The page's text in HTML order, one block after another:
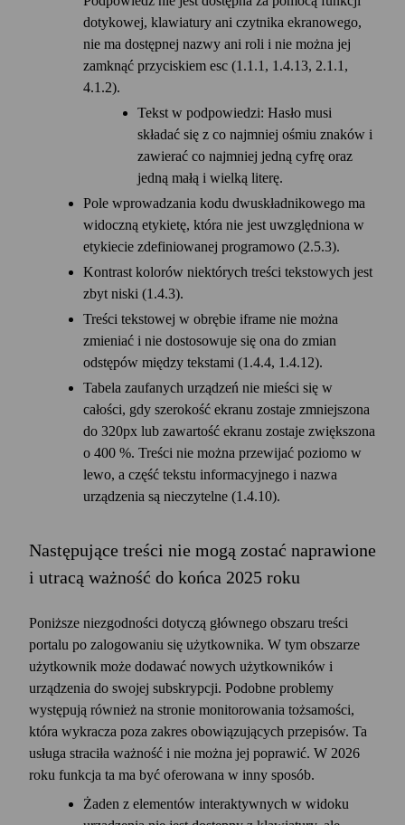
dotykowej, klawiatury ani czytnika ekranowego,
nie ma dostępnej nazwy ani roli i nie można jej
zamknąć przyciskiem esc (1.1.1, 1.4.13, 2.1.1,
4.1.2).
Tekst w podpowiedzi: Hasło musi
składać się z co najmniej ośmiu znaków i
zawierać co najmniej jedną cyfrę oraz
jedną małą i wielką literę.
Pole wprowadzania kodu dwuskładnikowego ma
widoczną etykietę, która nie jest uwzględniona w
etykiecie zdefiniowanej programowo (2.5.3).
Kontrast kolorów niektórych treści tekstowych jest
zbyt niski (1.4.3).
Treści tekstowej w obrębie iframe nie można
zmieniać i nie dostosowuje się ona do zmian
odstępów między tekstami (1.4.4, 1.4.12).
Tabela zaufanych urządzeń nie mieści się w
całości, gdy szerokość ekranu zostaje zmniejszona
do 320px lub zawartość ekranu zostaje zwiększona
o 400 %. Treści nie można przewijać poziomo w
lewo, a część tekstu informacyjnego i nazwa
urządzenia są nieczytelne (1.4.10).
Następujące treści nie mogą zostać naprawione
i utracą ważność do końca 2025 roku
Poniższe niezgodności dotyczą głównego obszaru treści
portalu po zalogowaniu się użytkownika. W tym obszarze
użytkownik może dodawać nowych użytkowników i
urządzenia do swojej subskrypcji. Podobne problemy
występują również na stronie monitorowania tożsamości,
która wykracza poza zakres obowiązujących przepisów. Ta
usługa straciła ważność i nie można jej poprawić. W 2026
roku funkcja ta ma być oferowana w inny sposób.
Żaden z elementów interaktywnych w widoku